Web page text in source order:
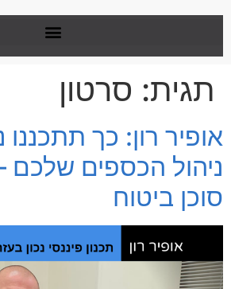
תגית: סרטון
אופיר רון: כך תתכננו
ניהול הכספים שלכם
סוכן ביטוח